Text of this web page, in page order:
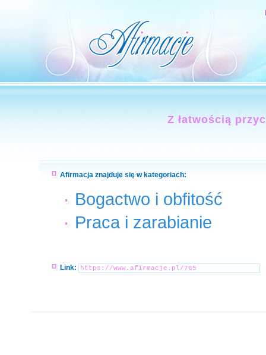
Z łatwością
Afirmacja znajduje się w kategoriach:
Bogactwo i obfitość
Praca i zarabianie
Link: